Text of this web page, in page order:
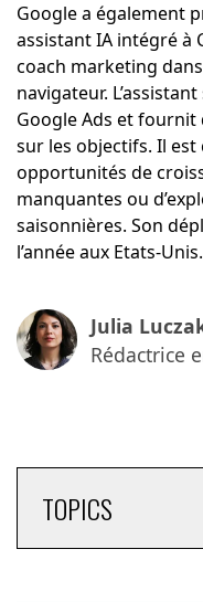
Google a également
assistant IA intégré à
coach marketing
navigateur.
Google Ads et fournit
sur les objectifs. Il
opportunités de
manquantes ou
saisonnières. Son
l’année aux Etats-Unis.
Julia
Rédactrice
TOPICS